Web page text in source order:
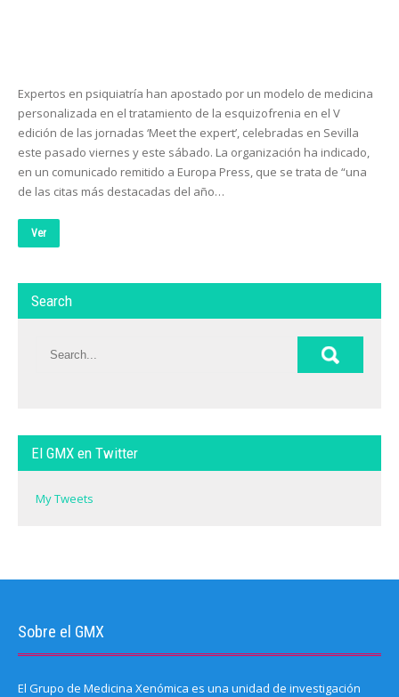
Expertos en psiquiatría han apostado por un modelo de medicina
personalizada en el tratamiento de la esquizofrenia en el V
edición de las jornadas ‘Meet the expert’, celebradas en Sevilla
este pasado viernes y este sábado. La organización ha indicado,
en un comunicado remitido a Europa Press, que se trata de “una
de las citas más destacadas del año…
Ver
Search
El GMX en Twitter
My Tweets
Sobre el GMX
El Grupo de Medicina Xenómica es una unidad de investigación